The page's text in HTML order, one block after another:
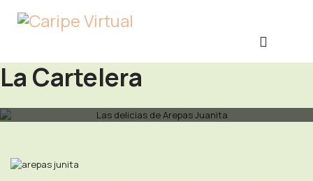
La Cartelera